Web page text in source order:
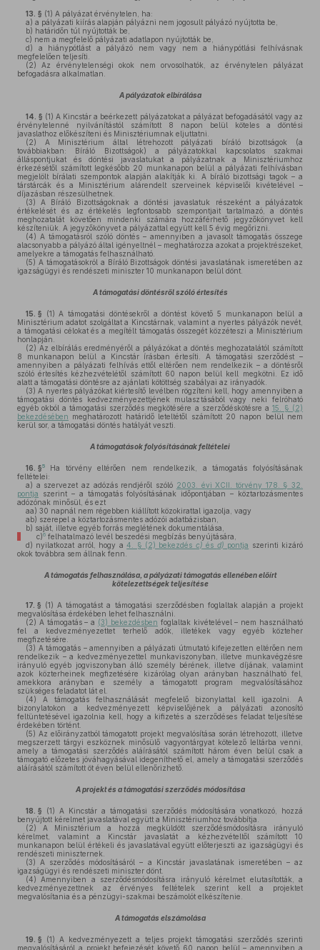
13. § (1) A pályázat érvénytelen, ha:
a) a pályázati kiírás alapján pályázni nem jogosult pályázó nyújtotta be,
b) határidőn túl nyújtották be,
c) nem a megfelelő pályázati adatlapon nyújtották be,
d) a hiánypótlást a pályázó nem vagy nem a hiánypótlási felhívásnak
megfelelően teljesíti.
(2) Az érvénytelenségi okok nem orvosolhatók, az érvénytelen pályázat
befogadásra alkalmatlan.
A pályázatok elbírálása
14. § (1) A Kincstár a beérkezett pályázatokat a pályázat befogadásától vagy az
érvénytelenné nyilvánítástól számított 8 napon belül köteles a döntési
javaslathoz előkészíteni és Minisztériumnak eljuttatni.
(2) A Minisztérium által létrehozott pályázati bíráló bizottságok (a
továbbiakban: Bíráló Bizottságok) a pályázatokkal kapcsolatos szakmai
álláspontjukat és döntési javaslatukat a pályázatnak a Minisztériumhoz
érkezésétől számított legkésőbb 20 munkanapon belül a pályázati felhívásban
megjelölt bírálati szempontok alapján alakítják ki. A bíráló bizottsági tagok – a
társtárcák és a Minisztérium alárendelt szerveinek képviselői kivételével –
díjazásban részesülhetnek.
(3) A Bíráló Bizottságoknak a döntési javaslatuk részeként a pályázatok
értékelését és az értékelés legfontosabb szempontjait tartalmazó, a döntés
meghozatalát követően mindenki számára hozzáférhető jegyzőkönyvet kell
készíteniük. A jegyzőkönyvet a pályázattal együtt kell 5 évig megőrizni.
(4) A támogatásról szóló döntés – amennyiben a javasolt támogatás összege
alacsonyabb a pályázó által igényeltnél – meghatározza azokat a projektrészeket,
amelyekre a támogatás felhasználható.
(5) A támogatásokról a Bíráló Bizottságok döntési javaslatának ismeretében az
igazságügyi és rendészeti miniszter 10 munkanapon belül dönt.
A támogatási döntésről szóló értesítés
15. § (1) A támogatási döntésekről a döntést követő 5 munkanapon belül a
Minisztérium adatot szolgáltat a Kincstárnak, valamint a nyertes pályázók nevét,
a támogatási célokat és a megítélt támogatás összegét közzéteszi a Minisztérium
honlapján.
(2) Az elbírálás eredményéről a pályázókat a döntés meghozatalától számított
8 munkanapon belül a Kincstár írásban értesíti. A támogatási szerződést –
amennyiben a pályázati felhívás ettől eltérően nem rendelkezik – a döntésről
szóló értesítés kézhezvételétől számított 60 napon belül kell megkötni. Ez idő
alatt a támogatási döntésre az ajánlati kötöttség szabályai az irányadók.
(3) A nyertes pályázókat kiértesítő levélben rögzíteni kell, hogy amennyiben a
támogatási döntés kedvezményezettjének mulasztásából vagy neki felróható
egyéb okból a támogatási szerződés megkötésére a szerződéskötésre a 15. § (2)
bekezdésében meghatározott határidő leteltétől számított 20 napon belül nem
kerül sor, a támogatási döntés hatályát veszti.
A támogatások folyósításának feltételei
16. §5
Ha törvény eltérően nem rendelkezik, a támogatás folyósításának
feltételei:
a) a szervezet az adózás rendjéről szóló 2003. évi XCII. törvény 178. § 32.
pontja szerint – a támogatás folyósításának időpontjában – köztartozásmentes
adózónak minősül, és ezt
aa) 30 napnál nem régebben kiállított közokirattal igazolja, vagy
ab) szerepel a köztartozásmentes adózói adatbázisban,
b) saját, illetve egyéb forrás meglétének dokumentálása,
c)6felhatalmazó levél beszedési megbízás benyújtására,
d) nyilatkozat arról, hogy a4. § (2) bekezdés c) és d) pontja szerinti kizáró
okok továbbra sem állnak fenn.
A támogatás felhasználása, a pályázati támogatás ellenében előírt
kötelezettségek teljesítése
17. § (1) A támogatást a támogatási szerződésben foglaltak alapján a projekt
megvalósítása érdekében lehet felhasználni.
(2) A támogatás – a (3) bekezdésben foglaltak kivételével – nem használható
fel a kedvezményezettet terhelő adók, illetékek vagy egyéb közteher
megfizetésére.
(3) A támogatás – amennyiben a pályázati útmutató kifejezetten eltérően nem
rendelkezik – a kedvezményezettel munkaviszonyban, illetve munkavégzésre
irányuló egyéb jogviszonyban álló személy bérének, illetve díjának, valamint
azok közterheinek megfizetésére kizárólag olyan arányban használható fel,
amekkora arányban e személy a támogatott program megvalósításához
szükséges feladatot lát el.
(4) A támogatás felhasználását megfelelő bizonylattal kell igazolni. A
bizonylatokon a kedvezményezett képviselőjének a pályázati azonosító
feltüntetésével igazolnia kell, hogy a kifizetés a szerződéses feladat teljesítése
érdekében történt.
(5) Az előirányzatból támogatott projekt megvalósítása során létrehozott, illetve
megszerzett tárgyi eszköznek minősülő vagyontárgyat kötelező leltárba venni,
amely a támogatási szerződés aláírásától számított három éven belül csak a
támogató előzetes jóváhagyásával idegeníthető el, amely a támogatási szerződés
aláírásától számított öt éven belül ellenőrizhető.
A projekt és a támogatási szerződés módosítása
18. § (1) A Kincstár a támogatási szerződés módosítására vonatkozó, hozzá
benyújtott kérelmet javaslatával együtt a Minisztériumhoz továbbítja.
(2) A Minisztérium a hozzá megküldött szerződésmódosításra irányuló
kérelmet, valamint a Kincstár javaslatát a kézhezvételtől számított 10
munkanapon belül értékeli és javaslatával együtt előterjeszti az igazságügyi és
rendészeti miniszternek.
(3) A szerződés módosításáról – a Kincstár javaslatának ismeretében – az
igazságügyi és rendészeti miniszter dönt.
(4) Amennyiben a szerződésmódosításra irányuló kérelmet elutasították, a
kedvezményezettnek az érvényes feltételek szerint kell a projektet
megvalósítania és a pénzügyi-szakmai beszámolót elkészítenie.
A támogatás elszámolása
19. § (1) A kedvezményezett a teljes projekt támogatási szerződés szerinti
megvalósításáról a projekt befejezését követő 60 napon belül – amennyiben a